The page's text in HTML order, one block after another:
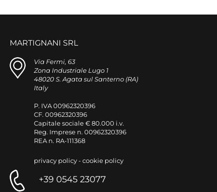
MARTIGNANI SRL
Via Fermi, 63
Zona Industriale Lugo 1
48020 S. Agata sul Santerno (RA)
Italy
P. IVA 00962320396
CF. 00962320396
Capitale sociale € 80.000 i.v.
Reg. Imprese n. 00962320396
REA n. RA-111368
privacy policy-cookie policy
+39 0545 23077